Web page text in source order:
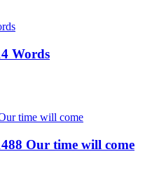
Words
Our time will come